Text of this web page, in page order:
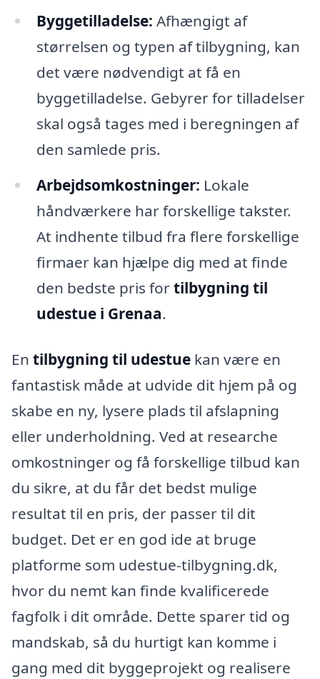
Byggetilladelse: Afhængigt af
størrelsen og typen af tilbygning, kan
det være nødvendigt at få en
byggetilladelse. Gebyrer for tilladelser
skal også tages med i beregningen af
den samlede pris.
Arbejdsomkostninger: Lokale
håndværkere har forskellige takster.
At indhente tilbud fra flere forskellige
firmaer kan hjælpe dig med at finde
den bedste pris fortilbygning til
udestue i Grenaa.
En tilbygning til udestue kan være en
fantastisk måde at udvide dit hjem på og
skabe en ny, lysere plads til afslapning
eller underholdning. Ved at researche
omkostninger og få forskellige tilbud kan
du sikre, at du får det bedst mulige
resultat til en pris, der passer til dit
budget. Det er en god ide at bruge
platforme som udestue-tilbygning.dk,
hvor du nemt kan finde kvalificerede
fagfolk i dit område. Dette sparer tid og
mandskab, så du hurtigt kan komme i
gang med dit byggeprojekt og realisere